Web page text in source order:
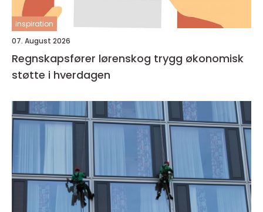
inspiration
07. August 2026
Regnskapsfører lørenskog trygg økonomisk
støtte i hverdagen